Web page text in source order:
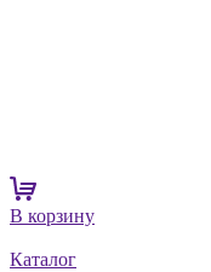
В корзину
Каталог